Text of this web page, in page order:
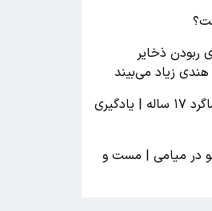
ربودن ذخایر
زیاد می‌بیند
رسوایی جنسی معلم زن با شاگرد ۱۷ ساله | یادگیری
در میامی | مست و